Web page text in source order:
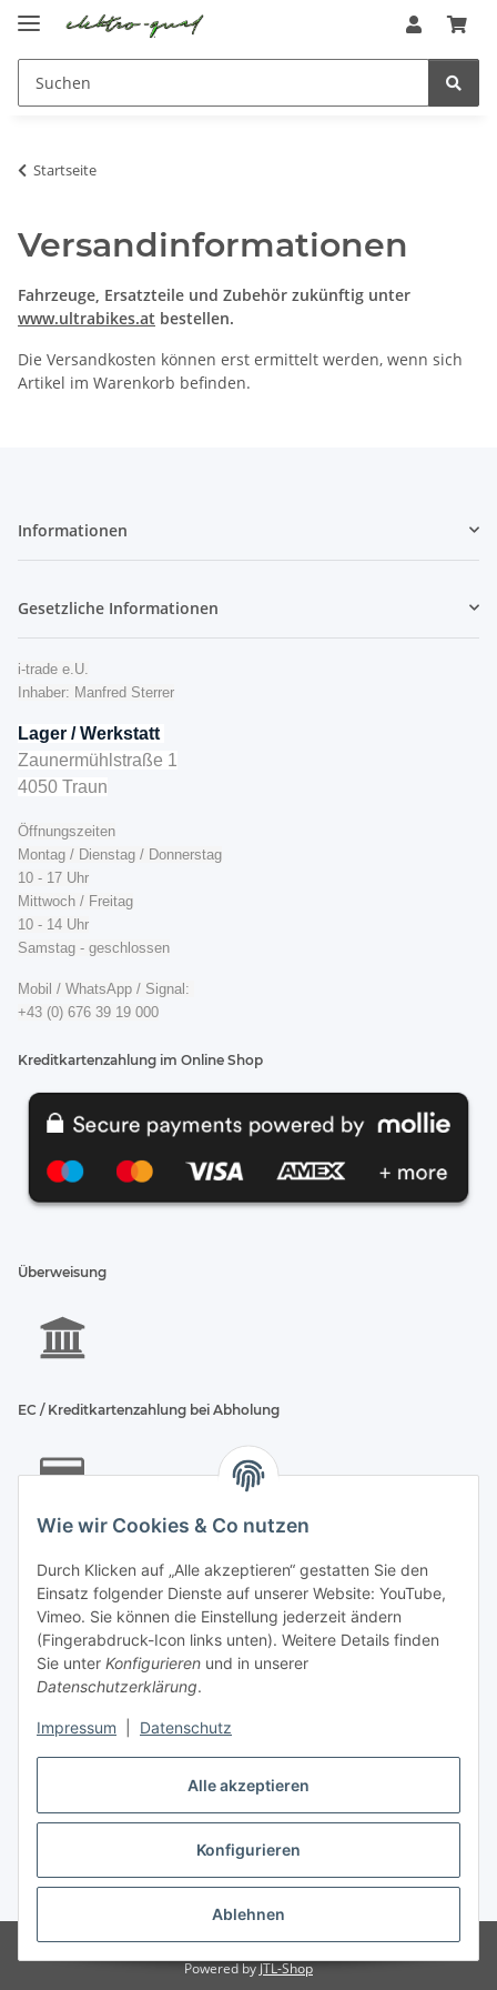
Alle akzeptieren
Konfigurieren
Ablehnen
Wie wir Cookies & Co nutzen
Durch Klicken auf „Alle akzeptieren“ gestatten Sie den
Einsatz folgender Dienste auf unserer Website: YouTube,
Vimeo. Sie können die Einstellung jederzeit ändern
(Fingerabdruck-Icon links unten). Weitere Details finden
Sie unter Konfigurieren und in unserer
Datenschutzerklärung.
Impressum Datenschutz
Startseite
Versandinformationen
Fahrzeuge, Ersatzteile und Zubehör zukünftig unter
www.ultrabikes.at bestellen.
Die Versandkosten können erst ermittelt werden, wenn sich
Artikel im Warenkorb befinden.
Informationen
Gesetzliche Informationen
i-trade e.U.
Inhaber: Manfred Sterrer
Lager / Werkstatt
Zaunermühlstraße 1
4050 Traun
Öffnungszeiten
Montag / Dienstag / Donnerstag
10 - 17 Uhr
Mittwoch / Freitag
10 - 14 Uhr
Samstag - geschlossen
Mobil / WhatsApp / Signal:
+43 (0) 676 39 19 000
Kreditkartenzahlung im Online Shop
Überweisung
EC / Kreditkartenzahlung bei Abholung
ab einem Einkaufswert ab € 300 erfolgt ein KOSTENLOSER
VERSAND.
Vertrag widerrufen
* Alle Preise inkl. gesetzlicher USt., zzgl.Versand
© i-trade e.U.
Copyright 2023-2026 @ i-trade e.U.
Powered byJTL-Shop